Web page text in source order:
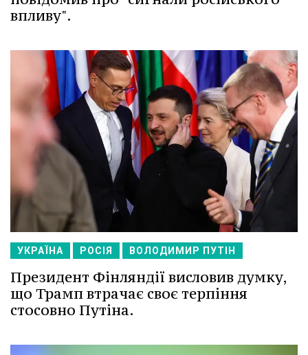
впливу".
УКРАЇНА РОСІЯ ВОЛОДИМИР ПУТІН
Президент Фінляндії висловив думку,
що Трамп втрачає своє терпіння
стосовно Путіна.